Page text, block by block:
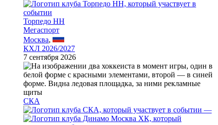
Торпедо НН
Мегаспорт
Москва,
КХЛ 2026/2027
7 сентября 2026
СКА
—